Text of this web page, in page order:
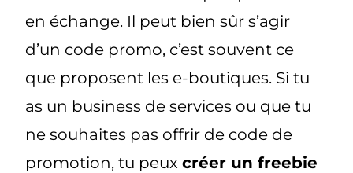
en échange. Il peut bien sûr s’agir
d’un code promo, c’est souvent ce
que proposent les e-boutiques. Si tu
as un business de services ou que tu
ne souhaites pas offrir de code de
promotion, tu peuxcréer un freebie